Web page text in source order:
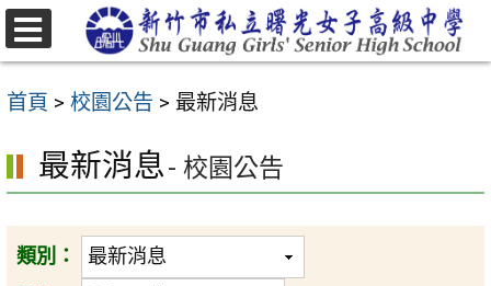
跳
至
要
容
首頁 > 校園公告 > 最新消息
最新消息- 校園公告
類別：
選
單